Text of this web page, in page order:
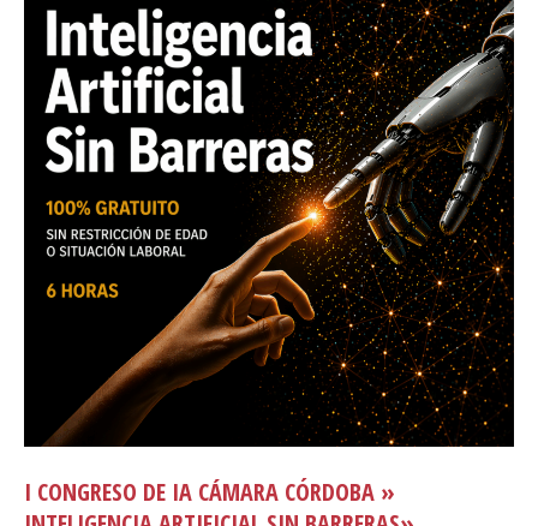
I CONGRESO DE IA CÁMARA CÓRDOBA »